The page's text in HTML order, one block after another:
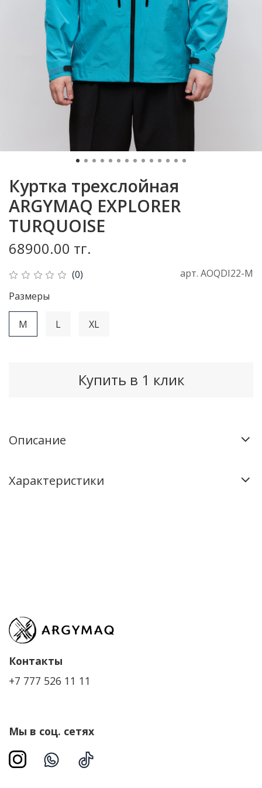
(0) арт. AOQDI22-M
Куртка трехслойная
ARGYMAQ EXPLORER
TURQUOISE
68900.00 тг.
Купить в 1 клик
Рaзмеры
M L XL
Описание
Характеристики
Контакты
+7 777 526 11 11
Мы в соц. сетях